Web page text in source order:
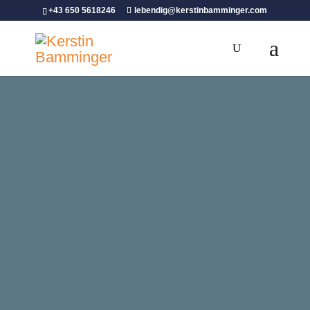
+43 650 5618246 lebendig@kerstinbamminger.com